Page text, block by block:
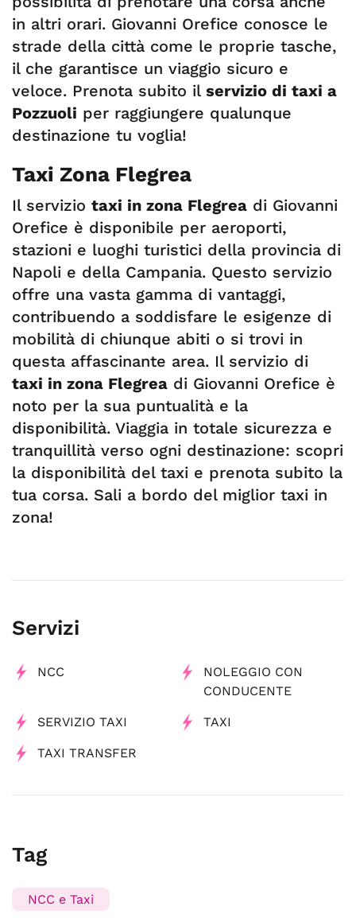
in altri orari. Giovanni Orefice conosce le
strade della città come le proprie tasche,
il che garantisce un viaggio sicuro e
veloce. Prenota subito il servizio di taxi a
Pozzuoli per raggiungere qualunque
destinazione tu voglia!
Taxi Zona Flegrea
Il servizio taxi in zona Flegrea di Giovanni
Orefice è disponibile per aeroporti,
stazioni e luoghi turistici della provincia di
Napoli e della Campania. Questo servizio
offre una vasta gamma di vantaggi,
contribuendo a soddisfare le esigenze di
mobilità di chiunque abiti o si trovi in
questa affascinante area. Il servizio di
taxi in zona Flegrea di Giovanni Orefice è
noto per la sua puntualità e la
disponibilità. Viaggia in totale sicurezza e
tranquillità verso ogni destinazione: scopri
la disponibilità del taxi e prenota subito la
tua corsa. Sali a bordo del miglior taxi in
zona!
Servizi
NCC
NOLEGGIO CON
CONDUCENTE
SERVIZIO TAXI TAXI
TAXI TRANSFER
Tag
NCC e Taxi